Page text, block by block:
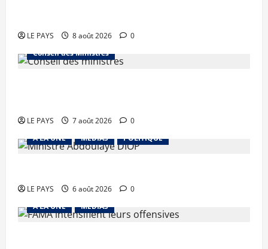
LE PAYS 8 août 2026
0
Conseil des Ministres
LE PAYS 7 août 2026
0
A LA UNE
MEDIAS POLITIQUE
LE PAYS 6 août 2026
0
A LA UNE
MEDIAS